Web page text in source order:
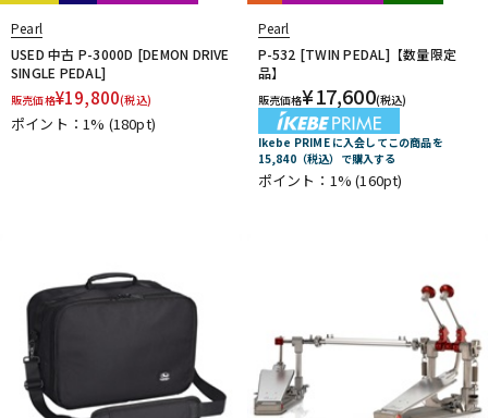
アンプ エフェクター
DJ機器 DTM
配信/ライブ機器
Pearl
USED 中古 P-3000D [DEMON DRIVE
SINGLE PEDAL]
販売価格¥19,800(税込)
ポイント：1% (180pt)
Pearl
P-532 [TWIN PEDAL]【数量限定
品】
販売価格¥17,600(税込)
Ikebe PRIME に入会してこの商品を
15,840（税込）で購入する
ポイント：1%(160pt)